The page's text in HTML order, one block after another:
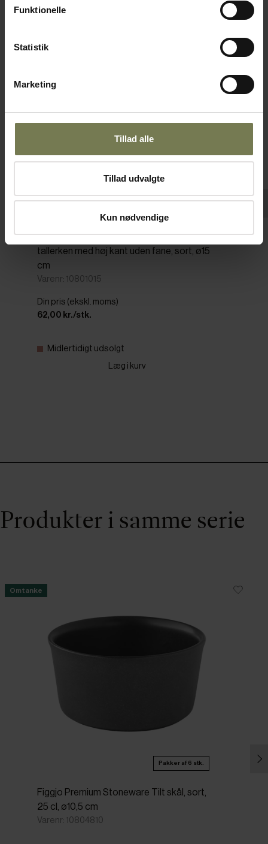
Funktionelle
Statistik
Marketing
Tillad alle
Tillad udvalgte
Kun nødvendige
Figgjo Premium Stoneware Tilt flad
tallerken med høj kant uden fane, sort, ø15
cm
Varenr: 10801015
Din pris (ekskl. moms)
62,00 kr./stk.
Midlertidigt udsolgt
Læg i kurv
Produkter i samme serie
Omtanke
Pakker af 6 stk.
Figgjo Premium Stoneware Tilt skål, sort,
25 cl, ø10,5 cm
Varenr: 10804810